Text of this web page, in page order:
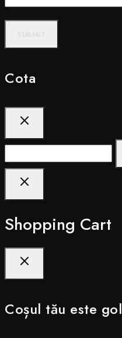
Cota
Shopping Cart
Coșul tău este gol